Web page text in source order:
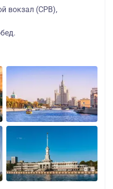
вокзал (СРВ),